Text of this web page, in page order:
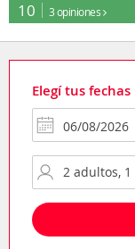
10 3 opiniones
Elegí tus fechas